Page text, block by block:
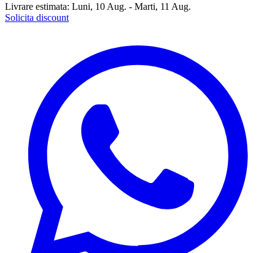
Livrare estimata: Luni, 10 Aug. - Marti, 11 Aug.
Solicita discount